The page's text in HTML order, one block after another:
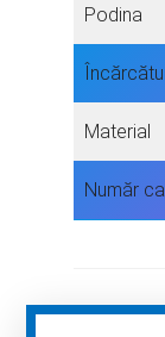
Podina
Material
Număr